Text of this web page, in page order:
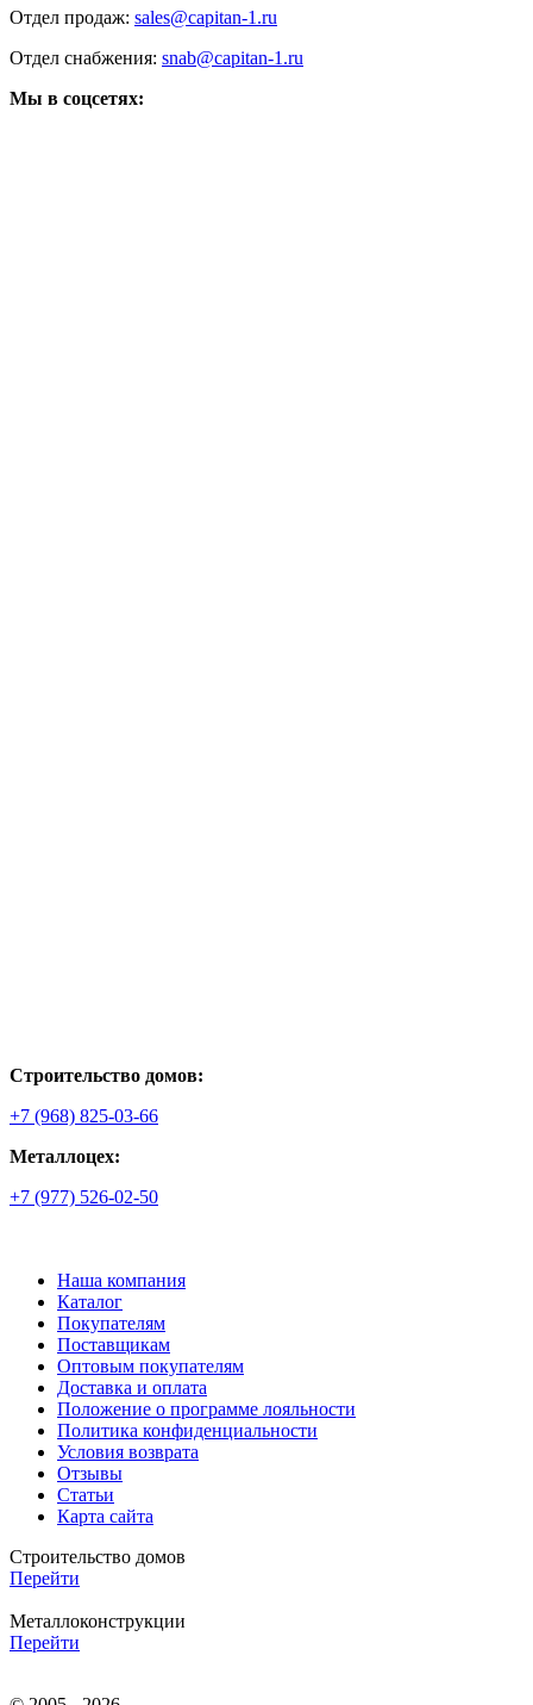
Отдел продаж: sales@capitan-1.ru
Отдел снабжения: snab@capitan-1.ru
Мы в соцсетях:
Строительство домов:
+7 (968) 825-03-66
Металлоцех:
+7 (977) 526-02-50
Наша компания
Каталог
Покупателям
Поставщикам
Оптовым покупателям
Доставка и оплата
Положение о программе лояльности
Политика конфиденциальности
Условия возврата
Отзывы
Статьи
Карта сайта
Строительство домов
Перейти
Металлоконструкции
Перейти